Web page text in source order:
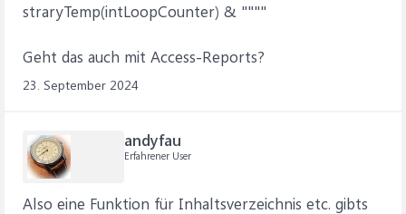
straryTemp(intLoopCounter) & """"
Geht das auch mit Access-Reports?
23. September 2024
andyfau
Erfahrener User
Also eine Funktion für Inhaltsverzeichnis etc. gibts